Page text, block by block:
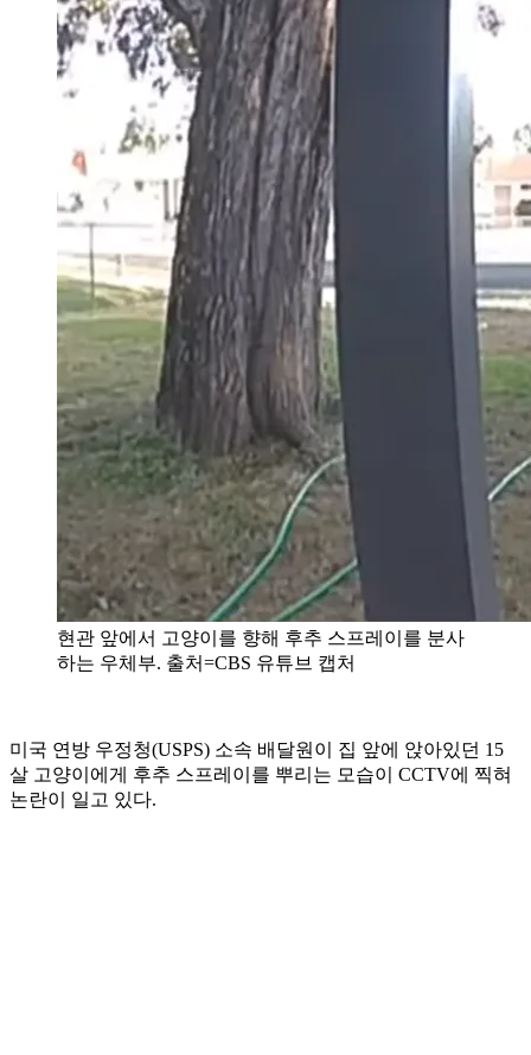
현관 앞에서 고양이를 향해 후추 스프레이를 분사
하는 우체부. 출처=CBS 유튜브 캡처
미국 연방 우정청(USPS) 소속 배달원이 집 앞에 앉아있던 15
살 고양이에게 후추 스프레이를 뿌리는 모습이 CCTV에 찍혀
논란이 일고 있다.